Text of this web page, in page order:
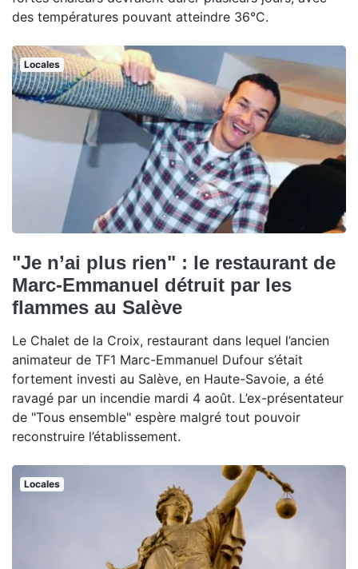
des températures pouvant atteindre 36°C.
Locales
"Je n’ai plus rien" : le restaurant de
Marc-Emmanuel détruit par les
flammes au Salève
Le Chalet de la Croix, restaurant dans lequel l’ancien
animateur de TF1 Marc-Emmanuel Dufour s’était
fortement investi au Salève, en Haute-Savoie, a été
ravagé par un incendie mardi 4 août. L’ex-présentateur
de "Tous ensemble" espère malgré tout pouvoir
reconstruire l’établissement.
Locales